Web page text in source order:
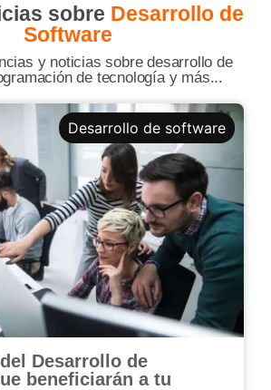
sobre Desarrollo de
Software
y noticias sobre desarrollo de
de tecnología y más...
Desarrollo de software
Desarrollo de
beneficiarán a tu